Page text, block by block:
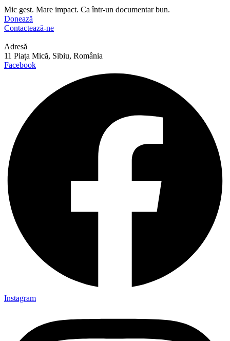
Mic gest. Mare impact. Ca într-un documentar bun.
Donează
Contactează-ne
Adresă
11 Piața Mică, Sibiu, România
Facebook
Instagram